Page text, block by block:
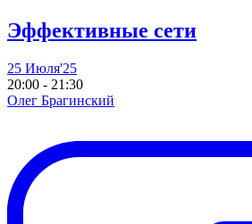
Эффективные сети
25 Июля'25
20:00 - 21:30
Олег Брагинский